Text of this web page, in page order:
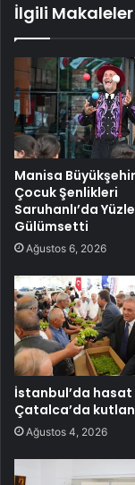
İlgili Makaleler
Manisa
Çocuk Şenlikleri
Saruhanlı’da
Gülümsetti
Ağustos 6, 2026
İstanbul’da hasat
Çatalca’da
Ağustos 4, 2026